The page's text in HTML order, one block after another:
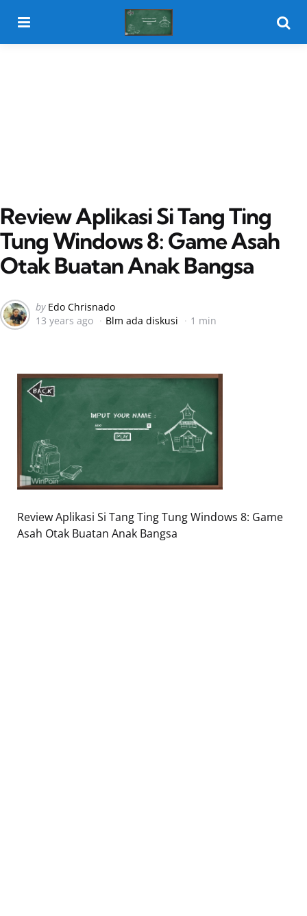
Review Aplikasi Si Tang Ting
Tung Windows 8: Game Asah
Otak Buatan Anak Bangsa
Posted
by
by Edo Chrisnado
13 years ago
Blm ada diskusi 1 min
Review Aplikasi Si Tang Ting Tung Windows 8: Game
Asah Otak Buatan Anak Bangsa